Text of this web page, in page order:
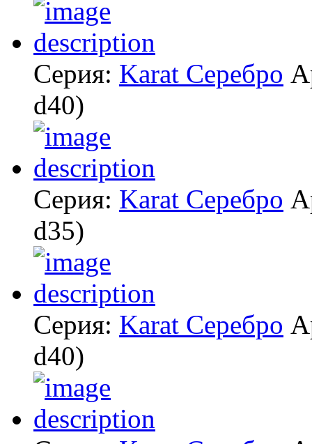
Серия: Karat Серебро
d40)
Серия: Karat Серебро
d35)
Серия: Karat Серебро
d40)